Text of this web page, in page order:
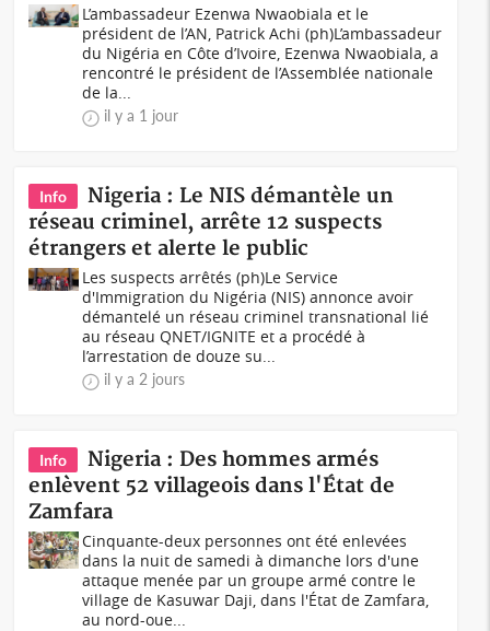
L’ambassadeur Ezenwa Nwaobiala et le
président de l’AN, Patrick Achi (ph)L’ambassadeur
du Nigéria en Côte d’Ivoire, Ezenwa Nwaobiala, a
rencontré le président de l’Assemblée nationale
de la...
il y a 1 jour
Info
Nigeria : Le NIS démantèle un
réseau criminel, arrête 12 suspects
étrangers et alerte le public
Les suspects arrêtés (ph)Le Service
d'Immigration du Nigéria (NIS) annonce avoir
démantelé un réseau criminel transnational lié
au réseau QNET/IGNITE et a procédé à
l’arrestation de douze su...
il y a 2 jours
Info
Nigeria : Des hommes armés
enlèvent 52 villageois dans l'État de
Zamfara
Cinquante-deux personnes ont été enlevées
dans la nuit de samedi à dimanche lors d'une
attaque menée par un groupe armé contre le
village de Kasuwar Daji, dans l'État de Zamfara,
au nord-oue...